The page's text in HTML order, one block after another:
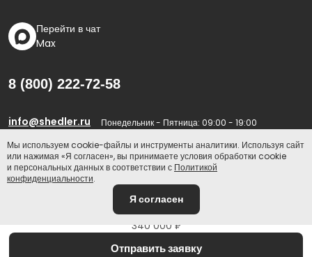
340 000 ₽
Отправить заявку
на сайте, не является
info@shedler.ru Понедельник - Пятница: 09:00 - 19:00
Политика конфиденциальности
Пользовательское соглашение
8 (800) 222-72-58
Перейти в чат
Max
Разработка и продвижение сайта
Мы используем cookie-файлы и инструменты аналитики. Используя сайт
или нажимая «Я согласен», вы принимаете условия обработки cookie
и персональных данных в соответствии с Политикой
конфиденциальности.
Я согласен